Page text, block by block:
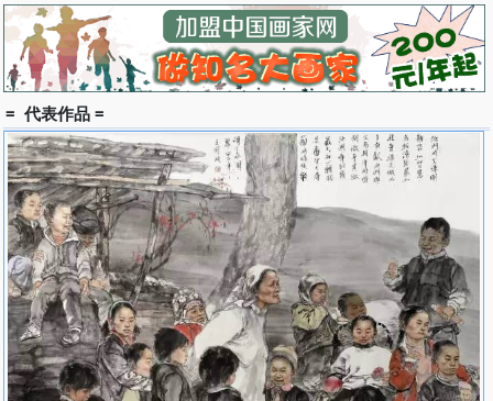
资格
2018年，中国画《今朝多壮丽》中国民族美术双年展 入会资格
2019年度国家艺术基金青年艺术人才资助项目获得者
2019年全国青年中国画家推介工程课题组成员
2019年，中国画《助力冬奥-百姓》入选第十三届全国美展北京选区
= 代表作品 =